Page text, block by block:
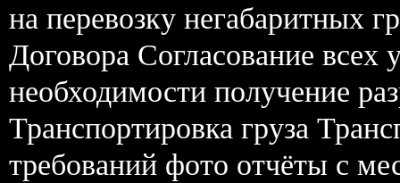
на перевозку негабаритных
Договора Согласование всех
необходимости получение
Транспортировка груза
требований фото отчёты с